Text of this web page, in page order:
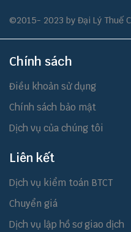
©2015- 2023 by Đại Lý Thuế
Chính sách
Điều khoản sử dụng
Chính sách bảo mật
Dịch vụ của chúng tôi
Liên kết
Dịch vụ kiểm toán BTCT
Chuyển giá
Dịch vụ lập hồ sơ giao dịch